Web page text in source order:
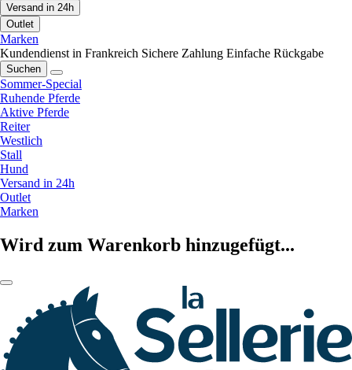
Versand in 24h
Outlet
Marken
Kundendienst in Frankreich Sichere Zahlung Einfache Rückgabe
Suchen
Sommer-Special
Ruhende Pferde
Aktive Pferde
Reiter
Westlich
Stall
Hund
Versand in 24h
Outlet
Marken
Wird zum Warenkorb hinzugefügt...